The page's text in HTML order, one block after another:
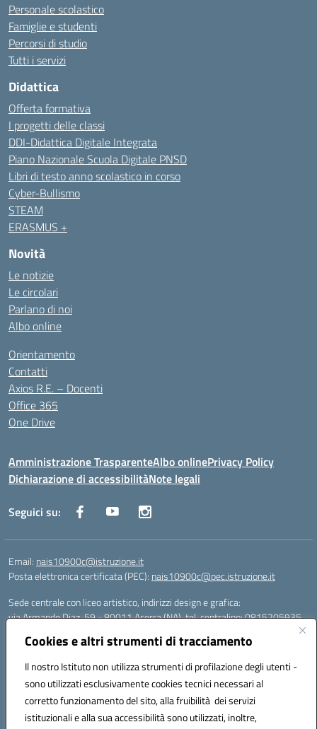
Cookies e altri strumenti di tracciamento
Il nostro Istituto non utilizza strumenti di profilazione degli utenti -
sono utilizzati esclusivamente cookies tecnici necessari al
corretto funzionamento del sito, alla fruibilità dei servizi
istituzionali e alla sua accessibilità sono utilizzati, inoltre,
Personale scolastico
Famiglie e studenti
Percorsi di studio
Tutti i servizi
Didattica
Offerta formativa
I progetti delle classi
DDI-Didattica Digitale Integrata
Piano Nazionale Scuola Digitale PNSD
Libri di testo anno scolastico in corso
Cyber-Bullismo
STEAM
ERASMUS +
Novità
Le notizie
Le circolari
Parlano di noi
Albo online
Orientamento
Contatti
Axios R.E. – Docenti
Office 365
One Drive
Amministrazione TrasparenteAlbo onlinePrivacy Policy
Dichiarazione di accessibilitàNote legali
Seguici su:
Email: nais10900c@istruzione.it
Posta elettronica certificata (PEC): nais10900c@pec.istruzione.it
Sede centrale con liceo artistico, indirizzi design e grafica:
via Armando Diaz, 59 - 80011 Acerra (NA), tel. centralino: 0815205935
via T. Campanella, 80011 Acerra (NA), tel/fax: 0818850905
Sede succursale con liceo musicale:
via S. Pellico, 80011 Acerra (NA), tel: 08119660921
Email: nais10900c@istruzione.it | PEC: nais10900c@pec.istruzione.it |
Nome Ufficio PA: Uff_eFatturaPA | Codice Univoco ufficio: UFOYYV |
C.Fisc: 93056740637